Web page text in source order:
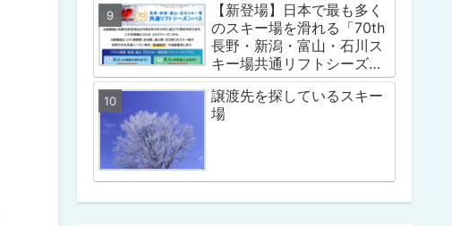
【新登場】日本で最も多く
のスキー場を滑れる「70th
長野・新潟・富山・石川ス
キー場共通リフトシーズン
パス」
譲渡先を探しているスキー
場